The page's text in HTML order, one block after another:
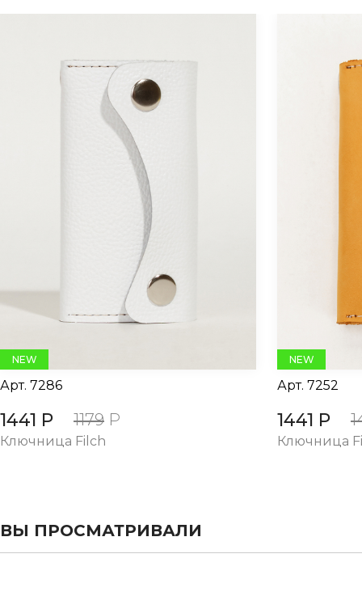
NEW
Арт. 7286
1441 Р 1179 Р
Ключница Filch
NEW
Арт. 7252
1441 Р
Ключница
ВЫ ПРОСМАТРИВАЛИ